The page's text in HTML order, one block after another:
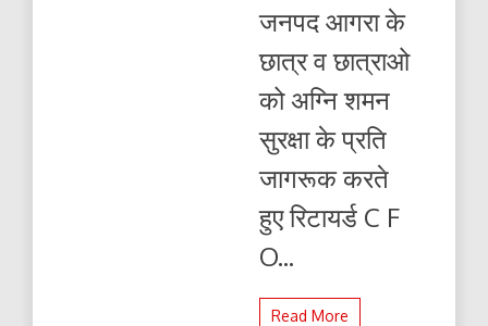
जनपद आगरा के
छात्र व छात्राओ
को अग्नि शमन
सुरक्षा के प्रति
जागरूक करते
हुए रिटायर्ड C F
O...
Read More